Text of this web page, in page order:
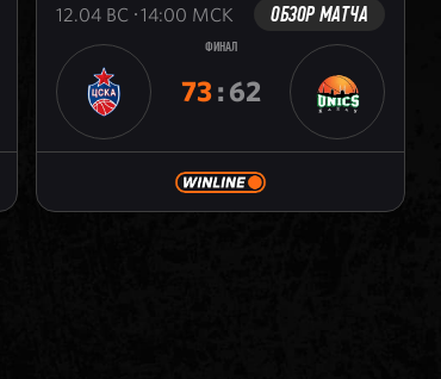
12.04 ВС 14:00 МСК ОБЗОР МАТЧА
ФИНАЛ
73:62